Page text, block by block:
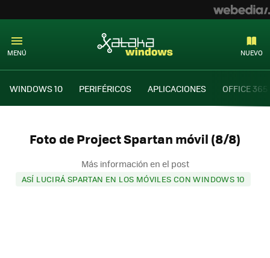
MENÚ NUEVO
WINDOWS 10 PERIFÉRICOS APLICACIONES OFFICE 365
Foto de Project Spartan móvil (8/8)
Más información en el post
ASÍ LUCIRÁ SPARTAN EN LOS MÓVILES CON WINDOWS 10